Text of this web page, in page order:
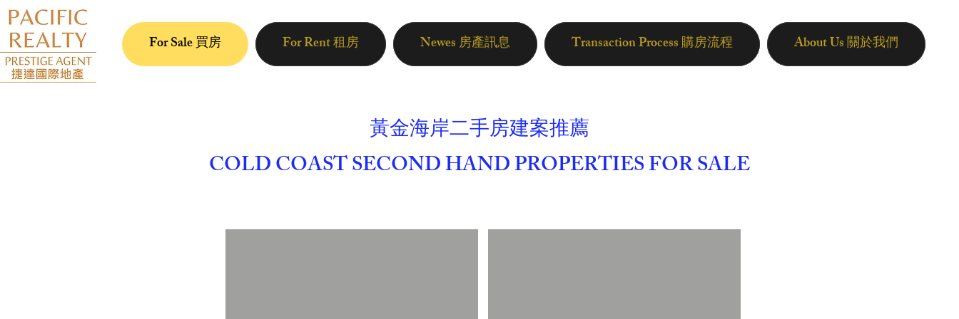
For Sale 買房 For Rent 租房 Newes 房產訊息 Transaction Process 購房流程 About Us 關於我們
黃金海岸二手房建案推薦
COLD COAST SECOND HAND PROPERTIES FOR SALE